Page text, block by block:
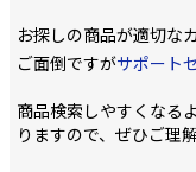
40mm ・重量：45g ・素
材 刃：高級炭素刃物工具
鋼 柄：エラストマー樹
NS-170E ・サイズ 全長：
170mm 刃長：50mm
・重量：54g ・素材 刃：
お探しの商品が適切な
ご面倒ですがサポート
商品検索しやすくなる
りますので、ぜひご理